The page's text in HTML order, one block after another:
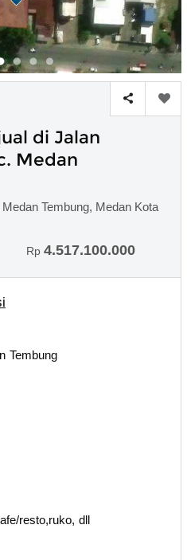
di Jalan
Medan
Tembung, Medan Kota
Rp 4.517.100.000
Tembung
resto,ruko, dll